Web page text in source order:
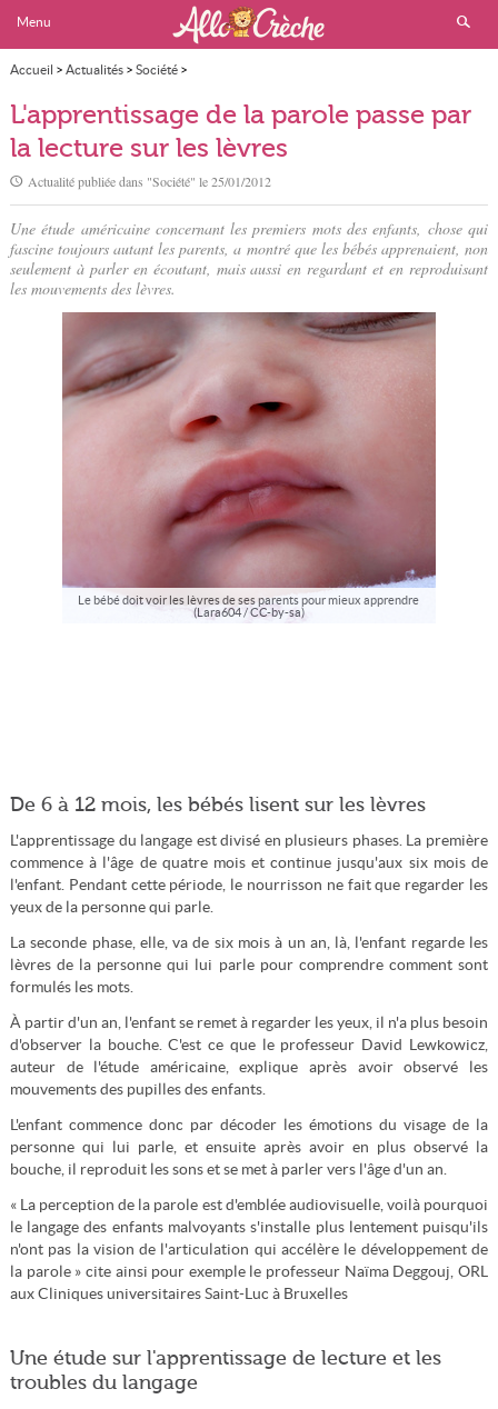
Menu
Accueil > Actualités> Société>
L'apprentissage de la parole passe par la lecture sur les lèvres
L'apprentissage de la parole passe par
la lecture sur les lèvres
Actualité publiée dans "Société" le25/01/2012
Une étude américaine concernant les premiers mots des enfants, chose qui
fascine toujours autant les parents, a montré que les bébés apprenaient, non
seulement à parler en écoutant, mais aussi en regardant et en reproduisant
les mouvements des lèvres.
Le bébé doit voir les lèvres de ses parents pour mieux apprendre
(Lara604 / CC-by-sa)
De 6 à 12 mois, les bébés lisent sur les lèvres
L'apprentissage du langage est divisé en plusieurs phases. La première
commence à l'âge de quatre mois et continue jusqu'aux six mois de
l'enfant. Pendant cette période, le nourrisson ne fait que regarder les
yeux de la personne qui parle.
La seconde phase, elle, va de six mois à un an, là, l'enfant regarde les
lèvres de la personne qui lui parle pour comprendre comment sont
formulés les mots.
À partir d'un an, l'enfant se remet à regarder les yeux, il n'a plus besoin
d'observer la bouche. C'est ce que le professeur David Lewkowicz,
auteur de l'étude américaine, explique après avoir observé les
mouvements des pupilles des enfants.
L'enfant commence donc par décoder les émotions du visage de la
personne qui lui parle, et ensuite après avoir en plus observé la
bouche, il reproduit les sons et se met à parler vers l'âge d'un an.
« La perception de la parole est d'emblée audiovisuelle, voilà pourquoi
le langage des enfants malvoyants s'installe plus lentement puisqu'ils
n'ont pas la vision de l'articulation qui accélère le développement de
la parole » cite ainsi pour exemple le professeur Naïma Deggouj, ORL
aux Cliniques universitaires Saint-Luc à Bruxelles
Une étude sur l'apprentissage de lecture et les
troubles du langage